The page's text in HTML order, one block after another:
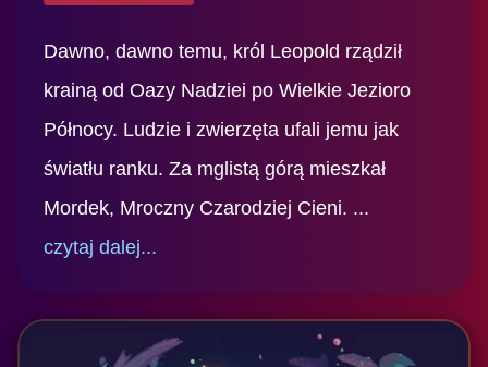
Dawno, dawno temu, król Leopold rządził
krainą od Oazy Nadziei po Wielkie Jezioro
Północy. Ludzie i zwierzęta ufali jemu jak
światłu ranku. Za mglistą górą mieszkał
Mordek, Mroczny Czarodziej Cieni. ...
czytaj dalej...